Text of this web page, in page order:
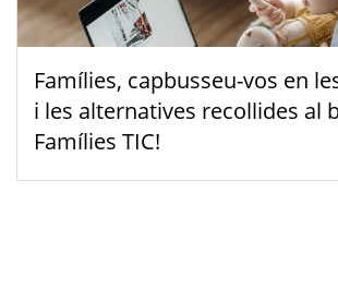
Famílies, capbusseu-vos en
i les alternatives recollides al
Famílies TIC!